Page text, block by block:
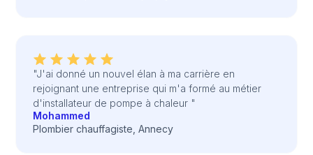
"J'ai donné un nouvel élan à ma carrière en
rejoignant une entreprise qui m'a formé au métier
d'installateur de pompe à chaleur "
Mohammed
Plombier chauffagiste, Annecy